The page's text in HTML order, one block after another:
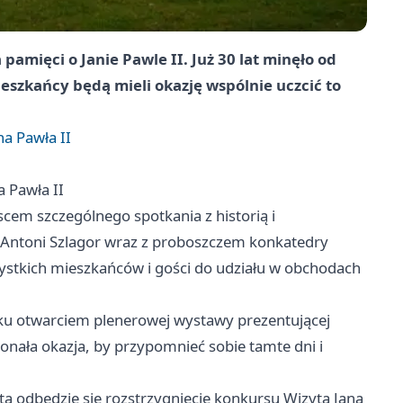
o Janie Pawle II. Już 30 lat minęło od
będą mieli okazję wspólnie uczcić to
Pawła II
II
szczególnego spotkania z historią i
Szlagor wraz z proboszczem konkatedry
mieszkańców i gości do udziału w obchodach
otwarciem plenerowej wystawy prezentującej
okazja, by przypomnieć sobie tamte dni i
odbędzie się rozstrzygnięcie konkursu Wizyta Jana